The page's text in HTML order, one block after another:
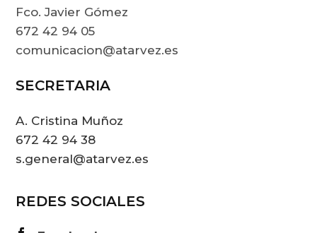
Fco. Javier Gómez
672 42 94 05
comunicacion@atarvez.es
SECRETARIA
A. Cristina Muñoz
672 42 94 38
s.general@atarvez.es
REDES SOCIALES